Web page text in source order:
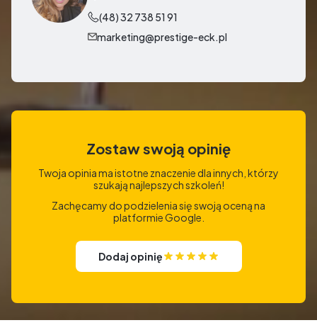
(48) 32 738 51 91
marketing@prestige-eck.pl
Zostaw swoją opinię
Twoja opinia ma istotne znaczenie dla innych, którzy
szukają najlepszych szkoleń!
Zachęcamy do podzielenia się swoją oceną na
platformie Google.
Dodaj opinię